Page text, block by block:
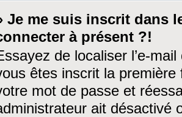
Je me suis inscrit dans
à présent ?!
de localiser l’e-
êtes inscrit la première
mot de passe et
ait désactivé